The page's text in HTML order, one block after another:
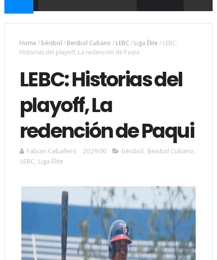
Home / béisbol / Beisbol Cubano / LEBC / Liga Élite / LEBC:
Historias del playoff, La redención de Paqui
LEBC: Historias del
playoff, La
redención de Paqui
Fabian Caballero 20:29:00 béisbol, Beisbol Cubano,
LEBC, Liga Élite